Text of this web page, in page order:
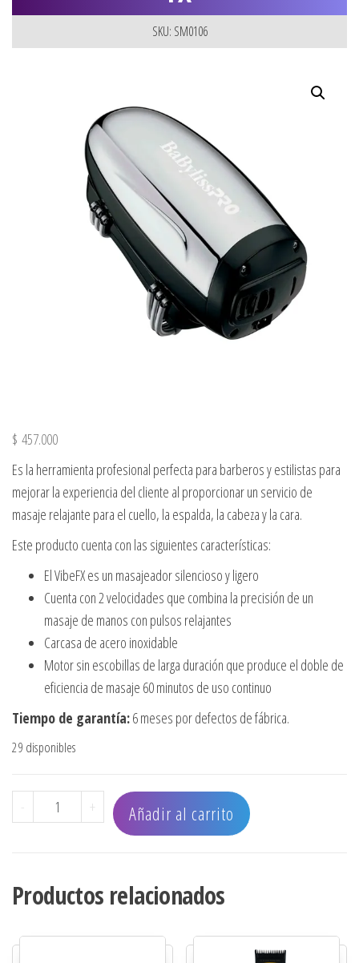
SKU: SM0106
$ 457.000
Es la herramienta profesional perfecta para barberos y estilistas para
mejorar la experiencia del cliente al proporcionar un servicio de
masaje relajante para el cuello, la espalda, la cabeza y la cara.
Este producto cuenta con las siguientes características:
El VibeFX es un masajeador silencioso y ligero
Cuenta con 2 velocidades que combina la precisión de un
masaje de manos con pulsos relajantes
Carcasa de acero inoxidable
Motor sin escobillas de larga duración que produce el doble de
eficiencia de masaje 60 minutos de uso continuo
Tiempo de garantía:6 meses por defectos de fábrica.
29 disponibles
- MASAJEADOR ELECTRICO VIBE FX cantidad
+ Añadir al carrito
Productos relacionados